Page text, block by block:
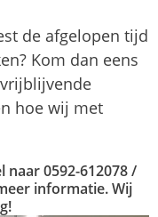
de afgelopen tijd
Kom dan eens
hoe wij met
naar 0592-612078 /
informatie. Wij